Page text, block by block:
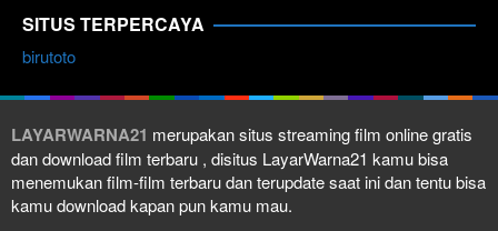
SITUS TERPERCAYA
birutoto
LAYARWARNA21 merupakan situs streaming film online gratis
dan download film terbaru , disitus LayarWarna21 kamu bisa
menemukan film-film terbaru dan terupdate saat ini dan tentu bisa
kamu download kapan pun kamu mau.